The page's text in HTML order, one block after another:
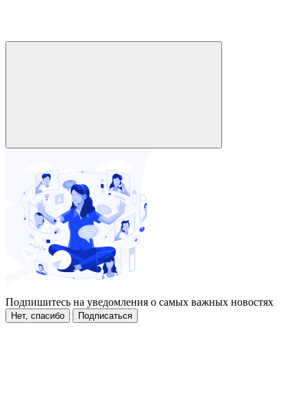
Подпишитесь на уведомления о самых важных новостях
Нет, спасибо Подписаться